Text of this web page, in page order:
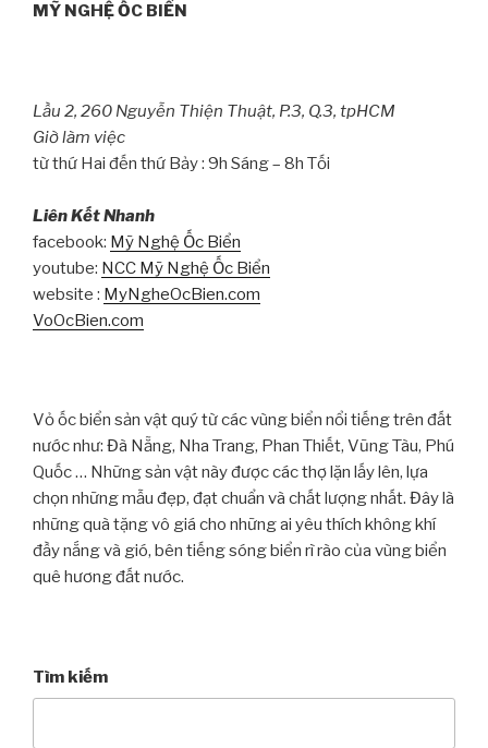
MỸ NGHỆ ỐC BIỂN
Lầu 2, 260 Nguyễn Thiện Thuật, P.3, Q.3, tpHCM
Giờ làm việc
từ thứ Hai đến thứ Bảy : 9h Sáng – 8h Tối
Liên Kết Nhanh
facebook: Mỹ Nghệ Ốc Biển
youtube: NCC Mỹ Nghệ Ốc Biển
website : MyNgheOcBien.com
VoOcBien.com
Vỏ ốc biển sản vật quý từ các vùng biển nổi tiếng trên đất
nước như: Đà Nẵng, Nha Trang, Phan Thiết, Vũng Tàu, Phú
Quốc … Những sản vật này được các thợ lặn lấy lên, lựa
chọn những mẫu đẹp, đạt chuẩn và chất lượng nhất. Đây là
những quà tặng vô giá cho những ai yêu thích không khí
đầy nắng và gió, bên tiếng sóng biển rì rào của vùng biển
quê hương đất nước.
Tìm kiếm